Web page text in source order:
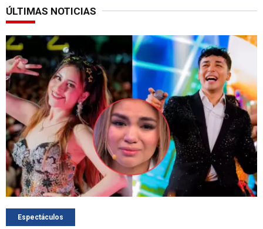
ÚLTIMAS NOTICIAS
Espectáculos